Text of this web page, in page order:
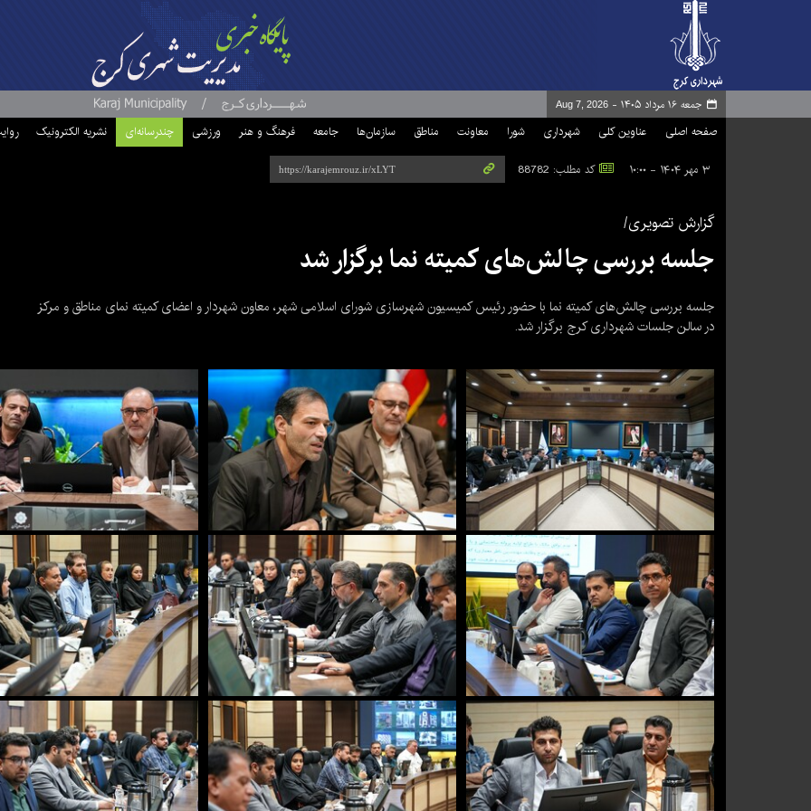
جمعه ۱۶ مرداد ۱۴۰۵ - Aug 7, 2026
صفحه اصلی عناوین کلی شهرداری شورا معاونت مناطق سازمان‌ها جامعه فرهنگ و هنر ورزشی چندرسانه‌ای نشریه الکترونیک
۳ مهر ۱۴۰۴ - ۱۰:۰۰ کد مطلب: 88782
گزارش تصویری/
جلسه بررسی چالش‌های کمیته نما برگزار شد
جلسه بررسی چالش‌های کمیته نما با حضور رئیس کمیسیون شهرسازی شورای اسلامی شهر، معاون شهردار و اعضای کمیته نمای مناطق و مرکز
در سالن جلسات شهرداری کرج برگزار شد.